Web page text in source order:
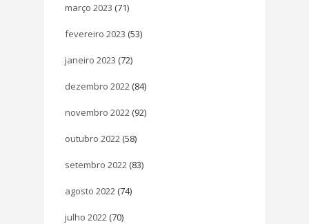
março 2023 (71)
fevereiro 2023 (53)
janeiro 2023 (72)
dezembro 2022 (84)
novembro 2022 (92)
outubro 2022 (58)
setembro 2022 (83)
agosto 2022 (74)
julho 2022 (70)